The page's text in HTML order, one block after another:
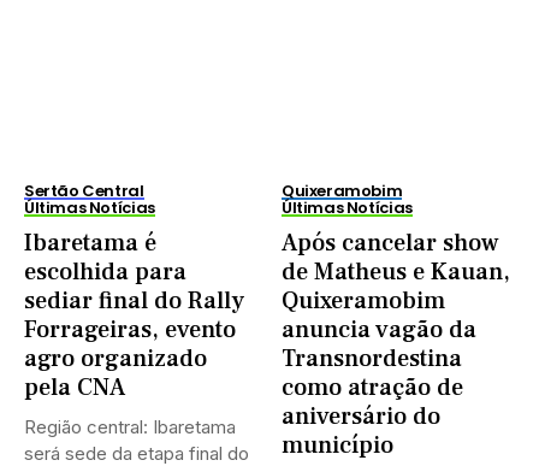
Sertão Central
Últimas Notícias
Ibaretama é
escolhida para
sediar final do Rally
Forrageiras, evento
agro organizado
pela CNA
Região central: Ibaretama
será sede da etapa final do
Quixeramobim
Últimas Notícias
Após cancelar show
de Matheus e Kauan,
Quixeramobim
anuncia vagão da
Transnordestina
como atração de
aniversário do
município